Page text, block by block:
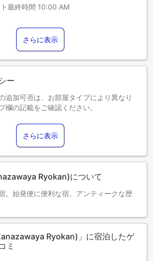
最終時間 10:00 AM
さらに表示
ー
追加可否は、お部屋タイプにより異なり
欄の記載をご確認ください。
さらに表示
Ryokan)について
。始発便に便利な宿。アンティークな歴
Ryokan)」に宿泊したゲ
ミ